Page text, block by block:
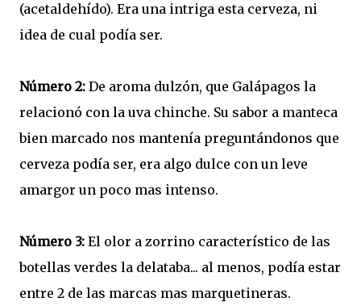
(acetaldehído). Era una intriga esta cerveza, ni
idea de cual podía ser.
Número 2: De aroma dulzón, que Galápagos la
relacionó con la uva chinche. Su sabor a manteca
bien marcado nos mantenía preguntándonos que
cerveza podía ser, era algo dulce con un leve
amargor un poco mas intenso.
Número 3: El olor a zorrino característico de las
botellas verdes la delataba... al menos, podía estar
entre 2 de las marcas mas marquetineras.